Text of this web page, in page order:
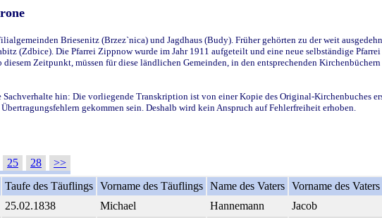
Briesenitz (Brzez`nica) und Jagdhaus (Budy). Früher gehörten zu der weit
(Zdbice). Die Pfarrei Zippnow wurde im Jahr 1911 aufgeteilt und eine neue selbständige
Zeitpunkt, müssen für diese ländlichen Gemeinden, in den entsprechenden
Sachverhalte hin: Die vorliegende Transkription ist von einer Kopie des Original-Kirchenbuches
gekommen sein. Deshalb wird kein Anspruch auf Fehlerfreiheit erhoben.
25 28
>>
Taufe des Täuflings Vorname des Täuflings Name des Vaters Vorname des Vaters
25.02.1838 Michael Hannemann Jacob